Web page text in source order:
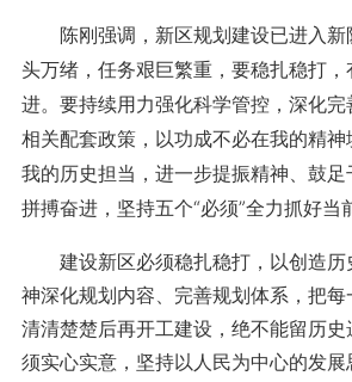
陈刚强调，新区规划建设已进入新
头万绪，任务艰巨繁重，要稳扎稳打
进。要持续用力强化科学管控，深化
相关配套政策，以功成不必在我的精
我的历史担当，进一步提振精神、鼓足
拼搏奋进，坚持五个“必须”全力抓好当
建设新区必须稳扎稳打，以创造历
神深化规划内容、完善规划体系，把
清清楚楚后再开工建设，绝不能留历
须实心实意，坚持以人民为中心的发